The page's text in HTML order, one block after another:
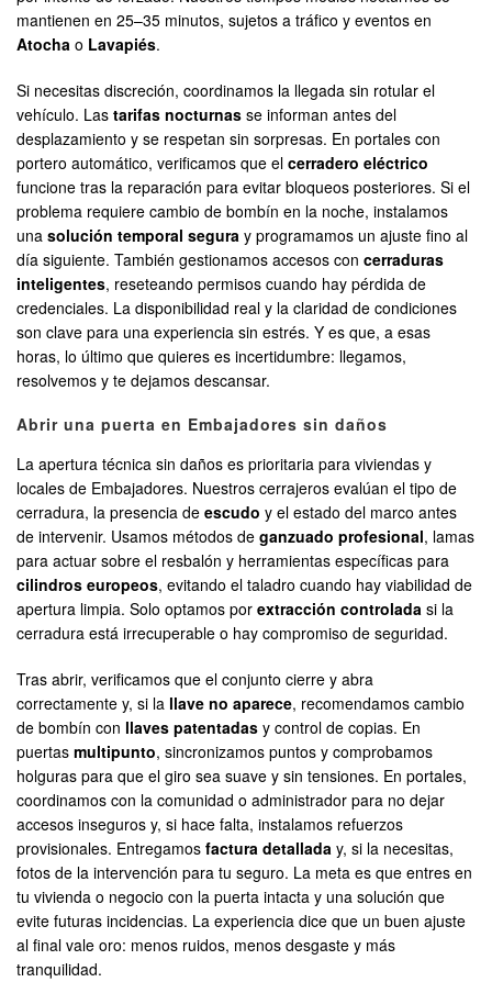
mantienen en 25–35 minutos, sujetos a tráfico y eventos en
Atocha o Lavapiés.
Si necesitas discreción, coordinamos la llegada sin rotular el
vehículo. Las tarifas nocturnas se informan antes del
desplazamiento y se respetan sin sorpresas. En portales con
portero automático, verificamos que el cerradero eléctrico
funcione tras la reparación para evitar bloqueos posteriores. Si el
problema requiere cambio de bombín en la noche, instalamos
una solución temporal segura y programamos un ajuste fino al
día siguiente. También gestionamos accesos con cerraduras
inteligentes, reseteando permisos cuando hay pérdida de
credenciales. La disponibilidad real y la claridad de condiciones
son clave para una experiencia sin estrés. Y es que, a esas
horas, lo último que quieres es incertidumbre: llegamos,
resolvemos y te dejamos descansar.
Abrir una puerta en Embajadores sin daños
La apertura técnica sin daños es prioritaria para viviendas y
locales de Embajadores. Nuestros cerrajeros evalúan el tipo de
cerradura, la presencia de escudo y el estado del marco antes
de intervenir. Usamos métodos de ganzuado profesional, lamas
para actuar sobre el resbalón y herramientas específicas para
cilindros europeos, evitando el taladro cuando hay viabilidad de
apertura limpia. Solo optamos por extracción controlada si la
cerradura está irrecuperable o hay compromiso de seguridad.
Tras abrir, verificamos que el conjunto cierre y abra
correctamente y, si la llave no aparece, recomendamos cambio
de bombín con llaves patentadas y control de copias. En
puertas multipunto, sincronizamos puntos y comprobamos
holguras para que el giro sea suave y sin tensiones. En portales,
coordinamos con la comunidad o administrador para no dejar
accesos inseguros y, si hace falta, instalamos refuerzos
provisionales. Entregamos factura detallada y, si la necesitas,
fotos de la intervención para tu seguro. La meta es que entres en
tu vivienda o negocio con la puerta intacta y una solución que
evite futuras incidencias. La experiencia dice que un buen ajuste
al final vale oro: menos ruidos, menos desgaste y más
tranquilidad.